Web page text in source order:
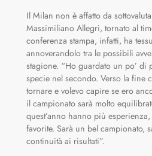
Il Milan non è affatto da
Massimiliano Allegri, tornato al
conferenza stampa, infatti, ha
annoverandolo tra le possibili
stagione. “Ho guardato un po’ di
specie nel secondo. Verso la fine
tornare e volevo capire se ero
il campionato sarà molto
quest’anno hanno più
favorite. Sarà un bel campionato,
continuità ai risultati”.